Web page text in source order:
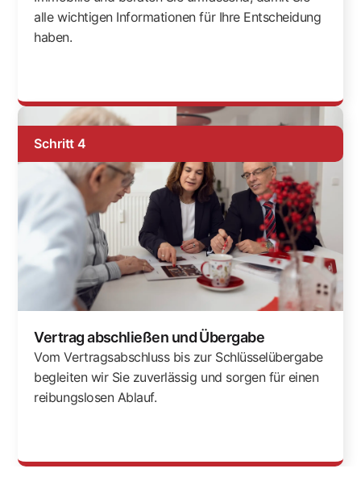
alle wichtigen Informationen für Ihre Entscheidung
haben.
Schritt 4
Vertrag abschließen und Übergabe
Vom Vertragsabschluss bis zur Schlüsselübergabe
begleiten wir Sie zuverlässig und sorgen für einen
reibungslosen Ablauf.